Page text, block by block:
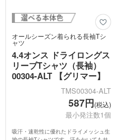
オールシーズン着られる長袖Tシ
ャツ
4.4オンス ドライロングス
リーブTシャツ（長袖）
00304-ALT 【グリマー】
TMS00304-ALT
587円(税込)
最小発注数1個
吸汗・速乾性に優れたドライメッシュ生